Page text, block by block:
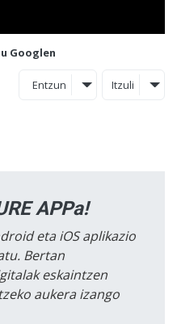
Googlen
Entzun Itzuli
APPa!
eta iOS aplikazio
Bertan
eskaintzen
aukera izango